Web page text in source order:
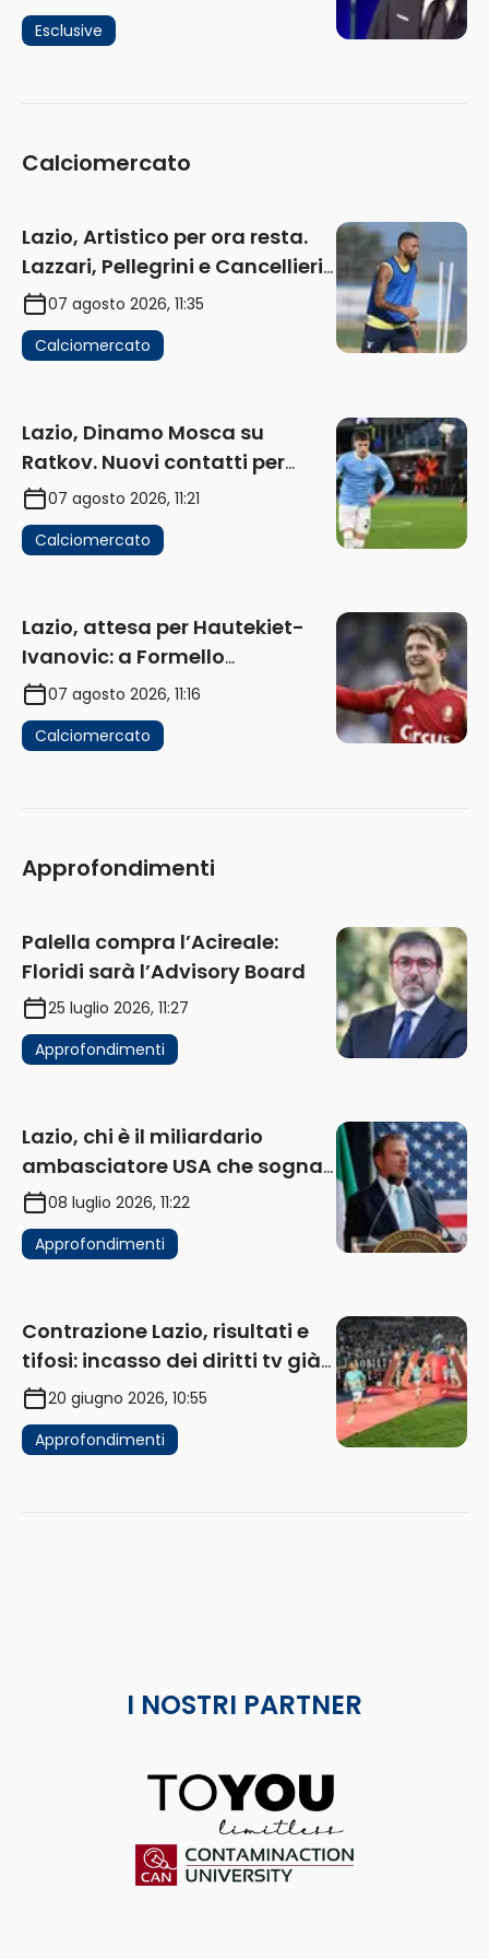
ma lui non ascolta. Pignataro?
Ho verificato…” (AUDIO)
Esclusive
Calciomercato
Lazio, Artistico per ora resta.
Lazzari, Pellegrini e Cancellieri
in uscita
07 agosto 2026, 11:35
Calciomercato
Lazio, Dinamo Mosca su
Ratkov. Nuovi contatti per
Pinamonti
07 agosto 2026, 11:21
Calciomercato
Lazio, attesa per Hautekiet-
Ivanovic: a Formello
attendono risposte
07 agosto 2026, 11:16
Calciomercato
Approfondimenti
Palella compra l’Acireale:
Floridi sarà l’Advisory Board
25 luglio 2026, 11:27
Approfondimenti
Lazio, chi è il miliardario
ambasciatore USA che sogna
di acquistare un club in Italia
08 luglio 2026, 11:22
Approfondimenti
Contrazione Lazio, risultati e
tifosi: incasso dei diritti tv già
in flessione
20 giugno 2026, 10:55
Approfondimenti
I NOSTRI PARTNER
ToYou